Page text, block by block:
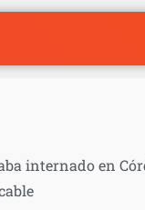
internado en